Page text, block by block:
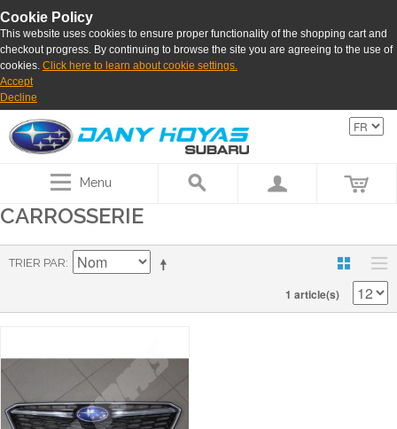
Cookie Policy
This website uses cookies to ensure proper functionality of the shopping cart and
checkout progress. By continuing to browse the site you are agreeing to the use of
cookies. Click here to learn about cookie settings.
Accept
Decline
Menu
CARROSSERIE
TRIER PAR
1 article(s)